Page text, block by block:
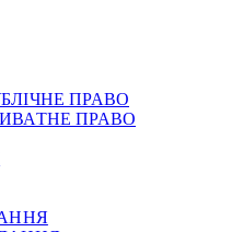
ПРАВО
ПРАВО